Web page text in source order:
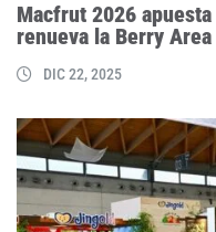
Macfrut 2026
renueva la Berry Area
DIC 22, 2025